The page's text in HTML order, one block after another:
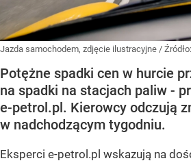
Jazda samochodem, zdjęcie ilustracyjne / Źródło:
Potężne spadki cen w hurcie
na spadki na stacjach paliw -
e-petrol.pl. Kierowcy odczują
w nadchodzącym tygodniu.
Eksperci e-petrol.pl wskazują na